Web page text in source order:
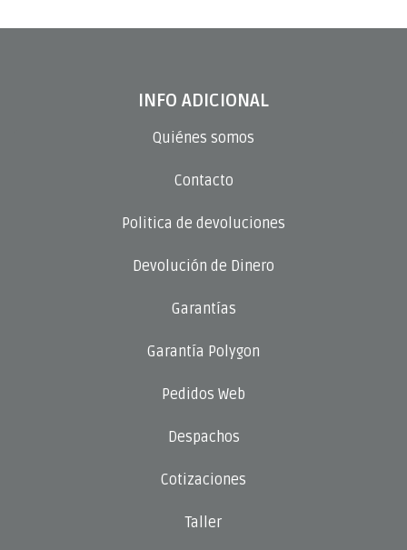
INFO ADICIONAL
Quiénes somos
Contacto
Politica de devoluciones
Devolución de Dinero
Garantías
Garantía Polygon
Pedidos Web
Despachos
Cotizaciones
Taller